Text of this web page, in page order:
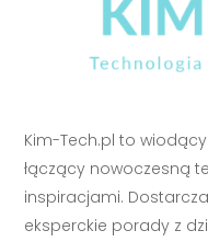
Kim-Tech.pl to
łączący nowoczesną
inspiracjami.
eksperckie porady z